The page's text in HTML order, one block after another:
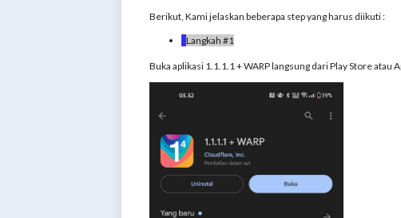
Berikut, Kami jelaskan beberapa step yang harus diikuti :
Langkah #1
Buka aplikasi 1.1.1.1 + WARP langsung dari Play Store